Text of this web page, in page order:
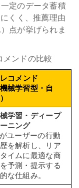
定のデータ蓄積
くく、推薦理由
点が挙げられま
メンドの比較
コメンド
機械学習型・自
学習・ディープ
ニング
ユーザーの行動
を解析し、リア
イムに最適な商
予測・提示する
な仕組み。